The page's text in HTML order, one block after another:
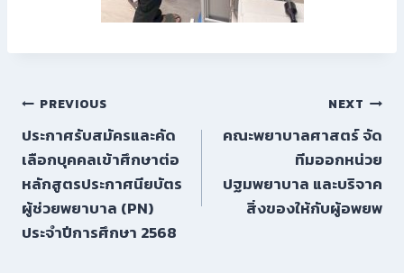
PREVIOUS
ประกาศรับสมัครและคัด
เลือกบุคคลเข้าศึกษาต่อ
หลักสูตรประกาศนียบัตร
ผู้ช่วยพยาบาล (PN)
ประจำปีการศึกษา 2568
NEXT
คณะพยาบาลศาสตร์ จัด
ทีมออกหน่วย
ปฐมพยาบาล และบริจาค
สิ่งของให้กับผู้อพยพ